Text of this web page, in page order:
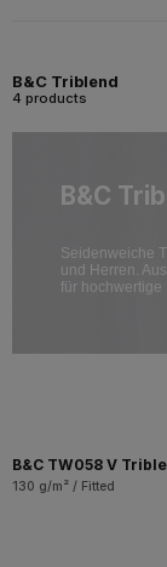
B&C Triblend
4 products
B&C
Seidenweiche
und Herren.
für hochwertige
B&C TW058 V
130 g/m² / Fitted